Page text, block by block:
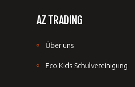
AZ TRADING
Über uns
Eco Kids Schulvereinigung